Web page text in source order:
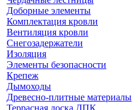
Доборные элементы
Комплектация кровли
Вентиляция кровли
Снегозадержатели
Изоляция
Элементы безопасности
Крепеж
Дымоходы
Древесно-плитные материалы
Террасная доска ДПК